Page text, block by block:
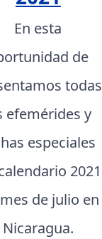
En esta
de
todas
efemérides y
especiales
2021
de julio en
Nicaragua.